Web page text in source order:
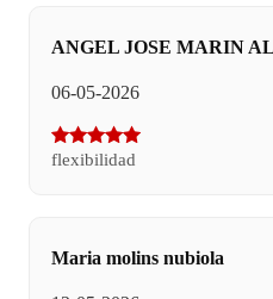
ANGEL JOSE MARIN
06-05-2026
flexibilidad
Maria molins nubiola